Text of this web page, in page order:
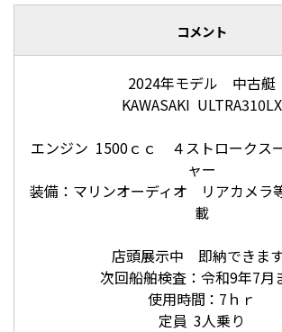
コメント
2024年モデル 中古艇
KAWASAKI ULTRA310LX
エンジン 1500ｃｃ ４ストロークス
ャー
装備：マリンオーディオ リアカメ
載
店頭展示中 即納できま
次回船舶検査：令和9年7月
使用時間：7ｈｒ
定員 3人乗り